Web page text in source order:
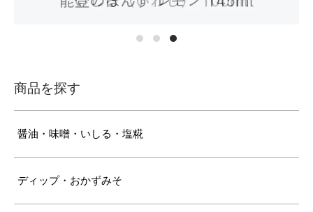
商品を探す
醤油・味噌・いしる・塩糀
ディップ・おかずみそ